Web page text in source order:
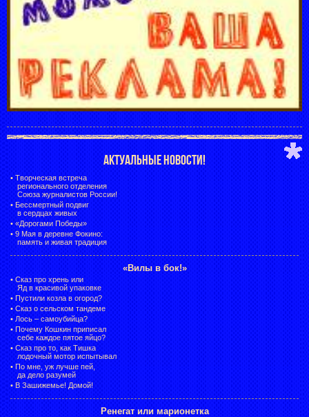
АКТУАЛЬНЫЕ НОВОСТИ!
• Творческая встреча
регионального отделения
Союза журналистов России!
• Бессмертный подвиг
в сердцах живых
• «Дорогами Победы»
• 9 Мая в деревне Фокино:
память и живая традиция
«Вилы в бок!»
• Сказ про хрень или
Яд в красивой упаковке
• Пустили козла в огород?
• Сказ о сельском тандеме
• Лось – самоубийца?
• Почему Кошкин приписал
себе каждое пятое яйцо?
• Сказ про то, как Тишка
лодочный мотор испытывал
• По мне, уж лучше пей,
да дело разумей
• В Зашижемье! Домой!
Ренегат или марионетка